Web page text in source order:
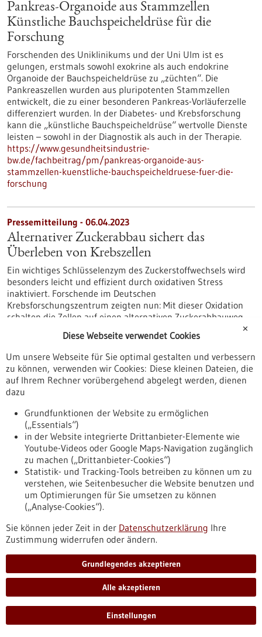
Pankreas-Organoide aus Stammzellen
Künstliche Bauchspeicheldrüse für die
Forschung
Forschenden des Uniklinikums und der Uni Ulm ist es
gelungen, erstmals sowohl exokrine als auch endokrine
Organoide der Bauchspeicheldrüse zu „züchten“. Die
Pankreaszellen wurden aus pluripotenten Stammzellen
entwickelt, die zu einer besonderen Pankreas-Vorläuferzelle
differenziert wurden. In der Diabetes- und Krebsforschung
kann die „künstliche Bauchspeicheldrüse“ wertvolle Dienste
leisten – sowohl in der Diagnostik als auch in der Therapie.
https://www.gesundheitsindustrie-
bw.de/fachbeitrag/pm/pankreas-organoide-aus-
stammzellen-kuenstliche-bauchspeicheldruese-fuer-die-
forschung
Pressemitteilung - 06.04.2023
Alternativer Zuckerabbau sichert das
Überleben von Krebszellen
Ein wichtiges Schlüsselenzym des Zuckerstoffwechsels wird
besonders leicht und effizient durch oxidativen Stress
inaktiviert. Forschende im Deutschen
Krebsforschungszentrum zeigten nun: Mit dieser Oxidation
schalten die Zellen auf einen alternativen Zuckerabbauweg
Insbesondere Krebszellen profitieren von diesem
Mechanismus, der sie auch vor therapiebedingten Schäden
schützen kann.
https://www.gesundheitsindustrie-
bw.de/fachbeitrag/pm/alternativer-zuckerabbau-sichert-
das-ueberleben-von-krebszellen
Pressemitteilung - 05.04.2023
Acht Unternehmen erhalten
Anschubförderung über Start-up BW Pre-
Seed
Mit dem Förderprogramm Start-up BW Pre-Seed fördert das
Ministerium für Wirtschaft, Arbeit und Tourismus mit
Unterstützung der L-Bank auch 2023 wieder die Umsetzung
spannender und innovativer Geschäftsideen. In der ersten
Auswahlrunde konnte acht neuen Unternehmen eine
Förderung zugesagt werden.
https://www.gesundheitsindustrie-
bw.de/fachbeitrag/pm/acht-unternehmen-erhalten-
anschubfoerderung-ueber-start-bw-pre-seed
✕
Diese Webseite verwendet Cookies
Um unsere Webseite für Sie optimal gestalten und verbessern
zu können, verwenden wir Cookies: Diese kleinen Dateien, die
auf Ihrem Rechner vorübergehend abgelegt werden, dienen
dazu
Grundfunktionen der Website zu ermöglichen
(„Essentials“)
in der Website integrierte Drittanbieter-Elemente wie
Youtube-Videos oder Google Maps-Navigation zugänglich
zu machen („Drittanbieter-Cookies“)
Statistik- und Tracking-Tools betreiben zu können um zu
verstehen, wie Seitenbesucher die Website benutzen und
um Optimierungen für Sie umsetzen zu können
(„Analyse-Cookies“).
Sie können jeder Zeit in der Datenschutzerklärung Ihre
Zustimmung widerrufen oder ändern.
Grundlegendes akzeptieren
Alle akzeptieren
Einstellungen